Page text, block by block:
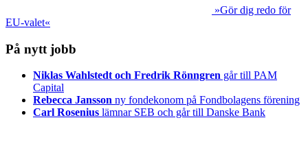
»Gör dig redo för
EU-valet«
På nytt jobb
Niklas Wahlstedt och Fredrik Rönngren går till PAM
Capital
Rebecca Jansson ny fondekonom på Fondbolagens förening
Carl Rosenius lämnar SEB och går till Danske Bank